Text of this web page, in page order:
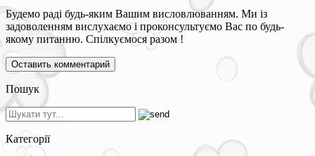
Будемо раді будь-яким Вашим висловлюванням. Ми із
задоволенням вислухаємо і проконсультуємо Вас по будь-
якому питанню. Спілкуємося разом !
Пошук
Категорії